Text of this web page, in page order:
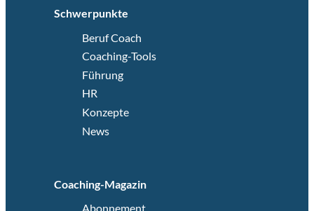
Schwerpunkte
Beruf Coach
Coaching-Tools
Führung
HR
Konzepte
News
Coaching-Magazin
Abonnement